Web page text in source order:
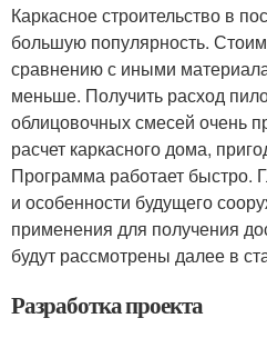
Каркасное строительство в
большую популярность.
сравнению с иными
меньше. Получить расход
облицовочных смесей очень
расчет каркасного дома,
Программа работает быстро.
и особенности будущего
применения для получения
будут рассмотрены далее в
Разработка проекта